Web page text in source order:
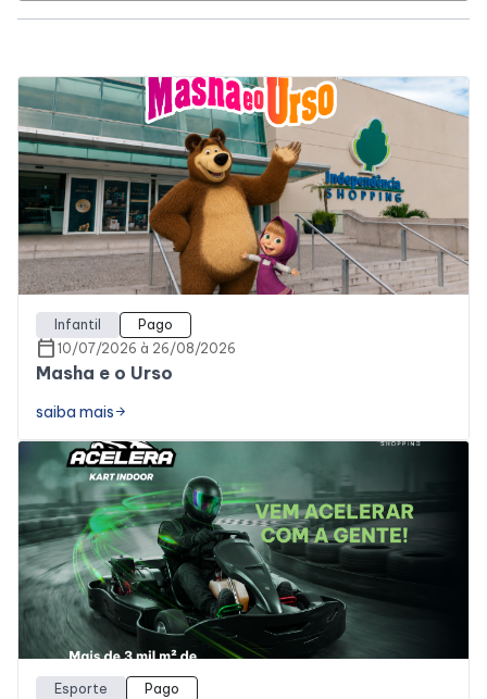
Entretenimento
Cinema
Eventos
Fique Por Dentro
Lojas e Restaurantes
Lojas
Alimentação
Programa de Benefícios
Infantil Pago
Masha e o Urso
calendar_today 10/07/2026 à 26/08/2026
saiba mais arrow_forward
Esporte Pago